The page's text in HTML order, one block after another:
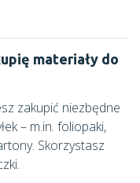
materiały do
zakupić niezbędne
– m.in. foliopaki,
Skorzystasz